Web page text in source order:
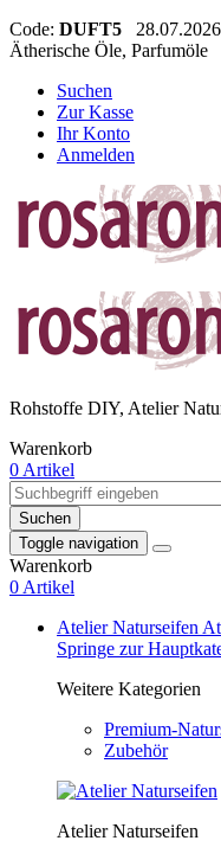
Code: DUFT5
Ätherische Öle, Parfumöle
Suchen
Zur Kasse
Ihr Konto
Anmelden
Rohstoffe DIY, Atelier
Warenkorb
0 Artikel
Suchen
Toggle navigation
Warenkorb
0 Artikel
Atelier Naturseifen
Springe zur
Weitere Kategorien
Premium-
Zubehör
Atelier Naturseifen